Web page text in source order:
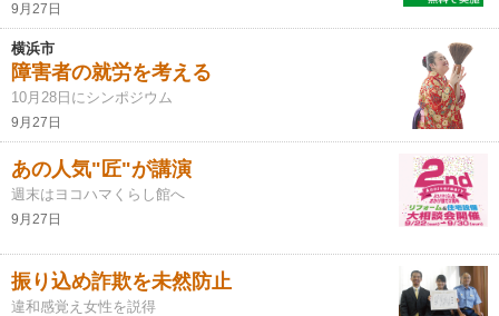
9月27日
横浜市
障害者の就労を考える
10月28日にシンポジウム
9月27日
あの人気"匠"が講演
週末はヨコハマくらし館へ
9月27日
振り込め詐欺を未然防止
違和感覚え女性を説得